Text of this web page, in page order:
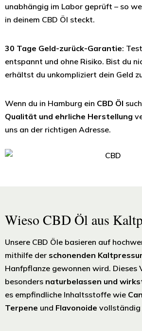
unabhängig im Labor geprüft – so
in deinem CBD Öl steckt.
30 Tage Geld-zurück-Garantie:
entspannt und ohne Risiko. Bist du
erhältst du unkompliziert dein Geld
Wenn du in Hamburg ein CBD Öl
Qualität und ehrliche Herstellung
uns an der richtigen Adresse.
Wieso CBD Öl aus
Unsere CBD Öle basieren auf
mithilfe der schonenden
Hanfpflanze gewonnen wird. Dieses
besonders naturbelassen und
es empfindliche Inhaltsstoffe wie
Terpene und Flavonoide vollständig